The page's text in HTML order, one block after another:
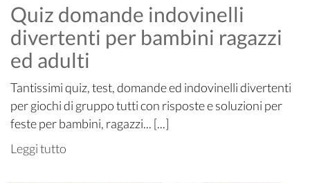
Quiz domande indovinelli
divertenti per bambini ragazzi
ed adulti
Tantissimi quiz, test, domande ed indovinelli divertenti
per giochi di gruppo tutti con risposte e soluzioni per
feste per bambini, ragazzi... [...]
Leggi tutto